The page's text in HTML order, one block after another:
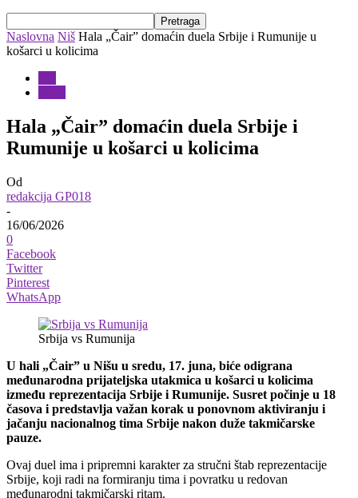
Naslovna Niš Hala „Čair” domaćin duela Srbije i Rumunije u
košarci u kolicima
Hala „Čair” domaćin duela Srbije i
Rumunije u košarci u kolicima
Od
redakcija GP018
-
16/06/2026
0
Facebook
Twitter
Pinterest
WhatsApp
Srbija vs Rumunija
U hali „Čair” u Nišu u sredu, 17. juna, biće odigrana
međunarodna prijateljska utakmica u košarci u kolicima
između reprezentacija Srbije i Rumunije. Susret počinje u 18
časova i predstavlja važan korak u ponovnom aktiviranju i
jačanju nacionalnog tima Srbije nakon duže takmičarske
pauze.
Ovaj duel ima i pripremni karakter za stručni štab reprezentacije
Srbije, koji radi na formiranju tima i povratku u redovan
međunarodni takmičarski ritam.